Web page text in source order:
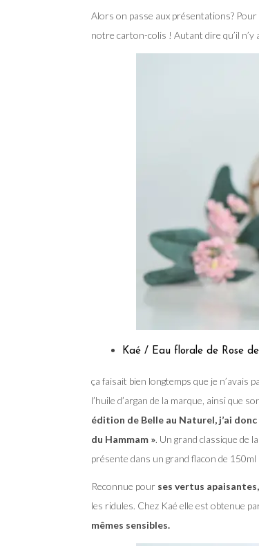
Alors on passe aux présentations? Pour
notre carton-colis ! Autant dire qu’il n’y
Kaé / Eau florale de Rose
ça faisait bien longtemps que je n’avais
l’huile d’argan de la marque, ainsi que
édition de Belle au Naturel, j’ai
du Hammam ». Un grand classique de
présente dans un grand flacon de 150ml
Reconnue pour ses vertus
les ridules. Chez Kaé elle est obtenue
mêmes sensibles.